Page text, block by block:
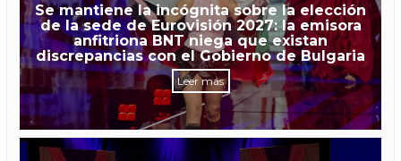
Se mantiene la incógnita sobre la elección
de la sede de Eurovisión 2027: la emisora
anfitriona BNT niega que existan
discrepancias con el Gobierno de Bulgaria
Leer más